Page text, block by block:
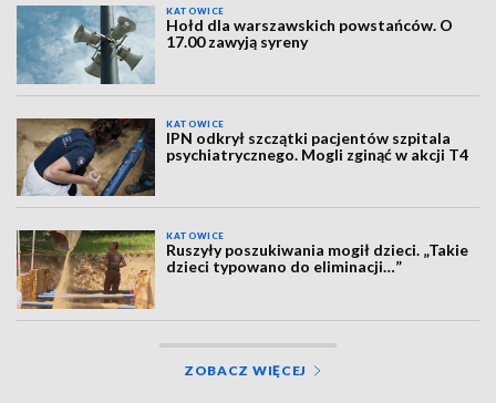
KATOWICE
Hołd dla warszawskich powstańców. O
17.00 zawyją syreny
KATOWICE
IPN odkrył szczątki pacjentów szpitala
psychiatrycznego. Mogli zginąć w akcji T4
KATOWICE
Ruszyły poszukiwania mogił dzieci. „Takie
dzieci typowano do eliminacji…”
ZOBACZ WIĘCEJ